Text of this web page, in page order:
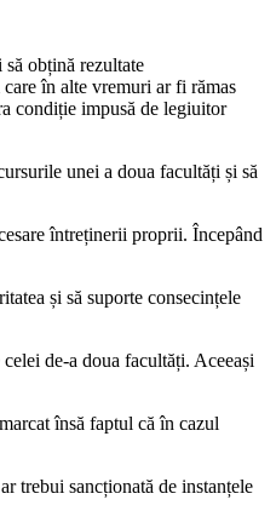
obțină rezultate
în alte vremuri ar fi rămas
condiție impusă de legiuitor
unei a doua facultăți și să
întreținerii proprii. Începând
și să suporte consecințele
de-a doua facultăți. Aceeași
însă faptul că în cazul
trebui sancționată de instanțele